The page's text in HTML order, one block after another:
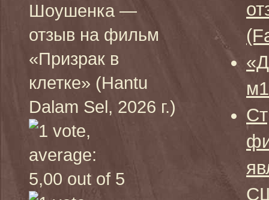
Шоушенка —
отзыв на фильм
«Призрак в
клетке» (Hantu
Dalam Sel, 2026 г.)